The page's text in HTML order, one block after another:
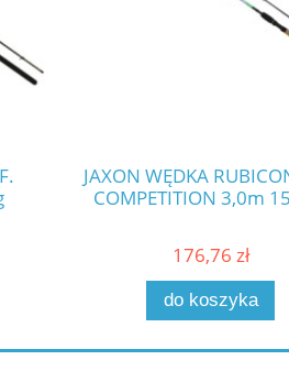
JAXON WĘDKA
COMPETITION 3,0m
176,76 zł
do koszyka